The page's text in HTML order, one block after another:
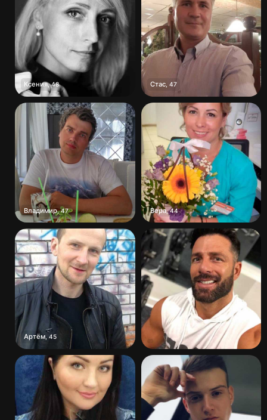
Ксения,48 Стас, 47
Владимир,47 Вера,44
Артём 45